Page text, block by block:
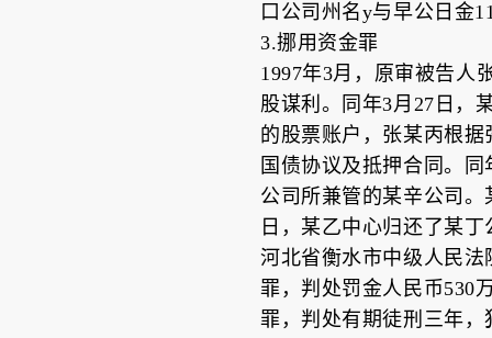
口公司州名y与早公日金
3.挪用资金罪
1997年3月，原审被告人
股谋利。同年3月27日，
的股票账户，张某丙根
国债协议及抵押合同。
公司所兼管的某辛公司
日，某乙中心归还了某
河北省衡水市中级人民法
罪，判处罚金人民币530
罪，判处有期徒刑三年